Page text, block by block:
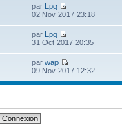
par Lpg
02 Nov 2017 23:18
par Lpg
31 Oct 2017 20:35
parwap
09 Nov 2017 12:32